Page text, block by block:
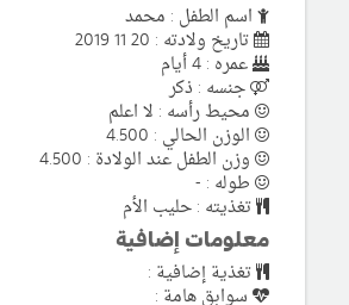
اسم الطفل : محمد
تاريخ ولادته : 20 11 2019
عمره : 4 أيام
جنسه : ذكر
محيط رأسه : لا اعلم
الوزن الحالي : 4.500
وزن الطفل عند الولادة : 4.500
طوله : -
تغذيته : حليب الأم
معلومات إضافية
تغذية إضافية :
سوابق هامة :